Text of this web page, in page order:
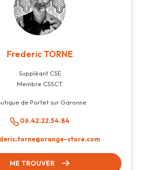
Frederic TORNE
Suppléant CSE
Membre CSSCT
de Portet sur Garonne
06.42.22.54.84
store.com
ME TROUVER